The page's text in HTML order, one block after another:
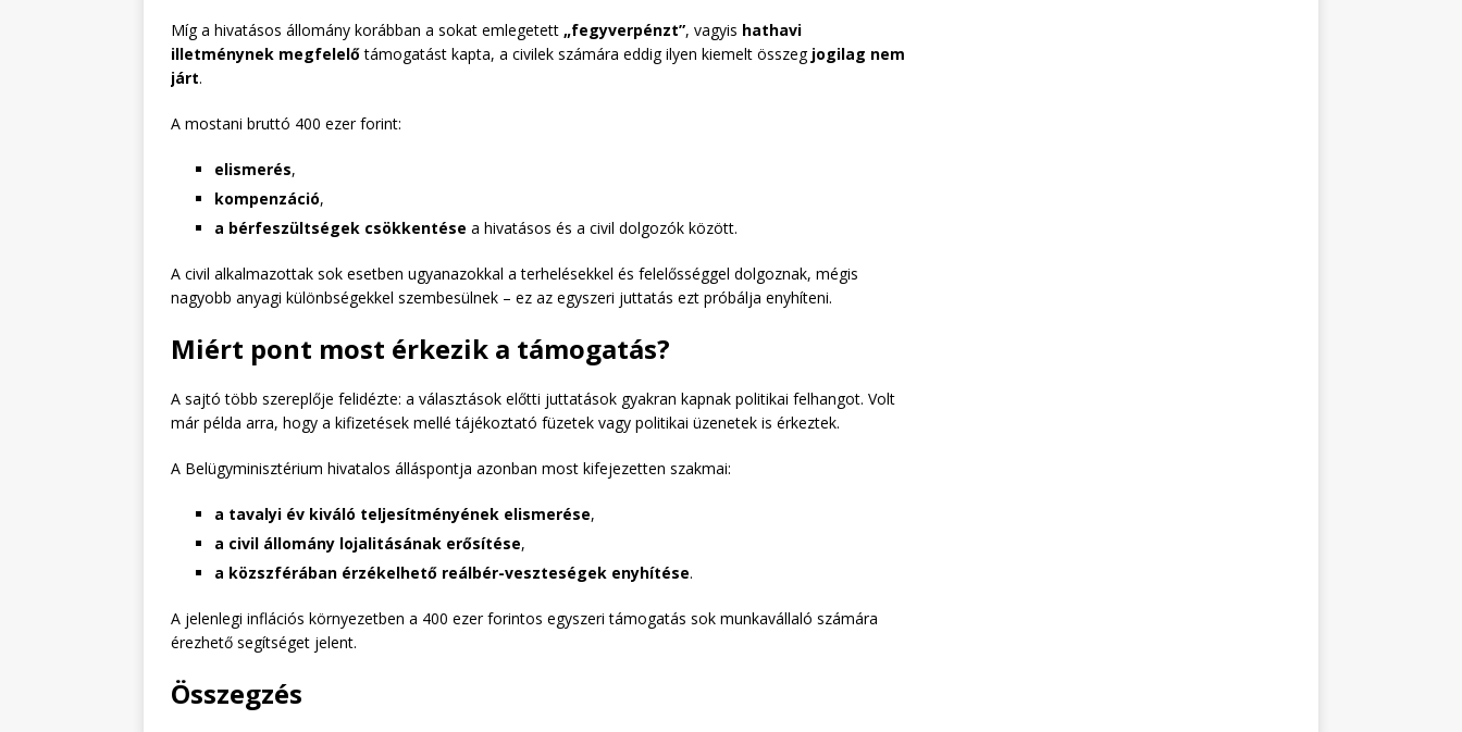
Míg a hivatásos állomány korábban a sokat emlegetett „fegyverpénzt”, vagyis hathavi
illetménynek megfelelőtámogatást kapta, a civilek számára eddig ilyen kiemelt összeg jogilag nem
járt.
A mostani bruttó 400 ezer forint:
elismerés,
kompenzáció,
a bérfeszültségek csökkentése a hivatásos és a civil dolgozók között.
A civil alkalmazottak sok esetben ugyanazokkal a terhelésekkel és felelősséggel dolgoznak, mégis
nagyobb anyagi különbségekkel szembesülnek – ez az egyszeri juttatás ezt próbálja enyhíteni.
Miért pont most érkezik a támogatás?
A sajtó több szereplője felidézte: a választások előtti juttatások gyakran kapnak politikai felhangot. Volt
már példa arra, hogy a kifizetések mellé tájékoztató füzetek vagy politikai üzenetek is érkeztek.
A Belügyminisztérium hivatalos álláspontja azonban most kifejezetten szakmai:
a tavalyi év kiváló teljesítményének elismerése,
a civil állomány lojalitásának erősítése,
a közszférában érzékelhető reálbér-veszteségek enyhítése.
A jelenlegi inflációs környezetben a 400 ezer forintos egyszeri támogatás sok munkavállaló számára
érezhető segítséget jelent.
Összegzés